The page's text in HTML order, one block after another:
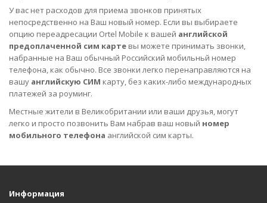
У вас нет расходов для приема звонков принятых
непосредственно на Ваш новый номер. Если вы выбираете
опцию переадресации Ortel Mobile к вашей английской
предоплаченной сим карте вы можете принимать звонки,
набранные на Ваш обычный Российский мобильньй номер
телефона, как обычно. Все звонки легко перенаправляются на
вашу английскую СИМ карту, без каких-либо международных
платежей за роуминг.
Местные жители в Великобритании или ваши друзья, могут
легко и просто позвонить Вам набрав ваш ​​новый номер
мобильного телефона английской сим карты.
Информация